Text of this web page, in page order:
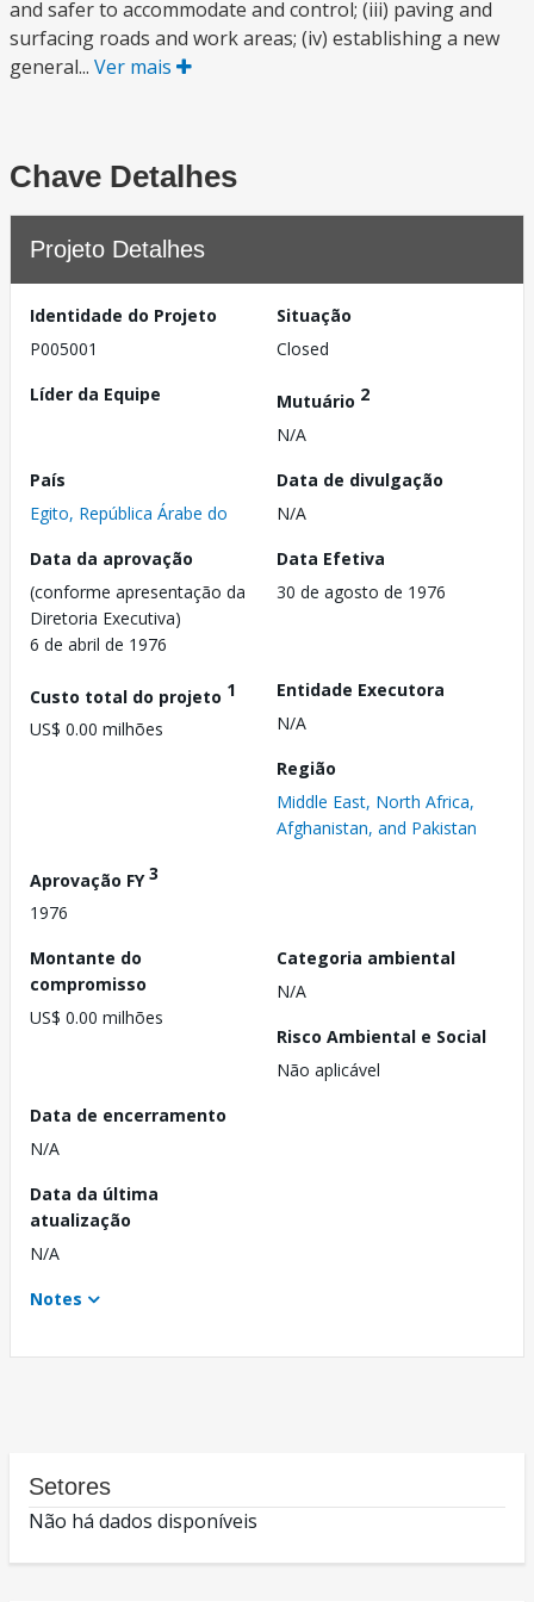
and safer to accommodate and control; (iii) paving and
surfacing roads and work areas; (iv) establishing a new
general... Ver mais
Chave Detalhes
Projeto Detalhes
Identidade do Projeto
P005001
Situação
Closed
Líder da Equipe
Mutuário 2
N/A
País
Egito, República Árabe do
Data de divulgação
N/A
Data da aprovação
(conforme apresentação da
Diretoria Executiva)
6 de abril de 1976
Data Efetiva
30 de agosto de 1976
Custo total do projeto 1
US$ 0.00 milhões
Entidade Executora
N/A
Região
Middle East, North Africa,
Afghanistan, and Pakistan
Aprovação FY3
1976
Montante do
compromisso
US$ 0.00 milhões
Categoria ambiental
N/A
Risco Ambiental e Social
Não aplicável
Data de encerramento
N/A
Data da última
atualização
N/A
Notes
Setores
Não há dados disponíveis